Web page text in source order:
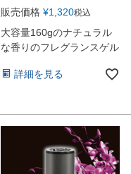
販売価格 ¥1,320税込
大容量160gのナチュラル
な香りのフレグランスゲル
詳細を見る